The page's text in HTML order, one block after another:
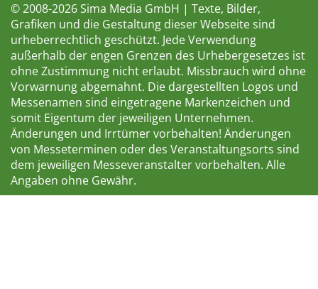
© 2008-2026 Sima Media GmbH | Texte, Bilder,
Grafiken und die Gestaltung dieser Webseite sind
urheberrechtlich geschützt. Jede Verwendung
außerhalb der engen Grenzen des Urhebergesetzes ist
ohne Zustimmung nicht erlaubt. Missbrauch wird ohne
Vorwarnung abgemahnt. Die dargestellten Logos und
Messenamen sind eingetragene Markenzeichen und
somit Eigentum der jeweiligen Unternehmen.
Änderungen und Irrtümer vorbehalten! Änderungen
von Messeterminen oder des Veranstaltungsorts sind
dem jeweiligen Messeveranstalter vorbehalten. Alle
Angaben ohne Gewähr.